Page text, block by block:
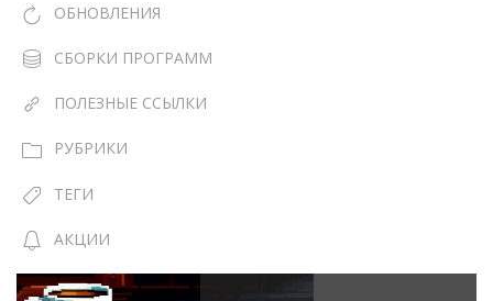
ОБНОВЛЕНИЯ
СБОРКИ ПРОГРАММ
ПОЛЕЗНЫЕ ССЫЛКИ
РУБРИКИ
ТЕГИ
АКЦИИ